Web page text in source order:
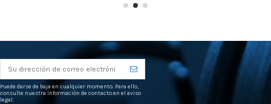
Puede darse de baja en cualquier momento. Para ello,
consulte nuestra información de contacto en el aviso
legal.